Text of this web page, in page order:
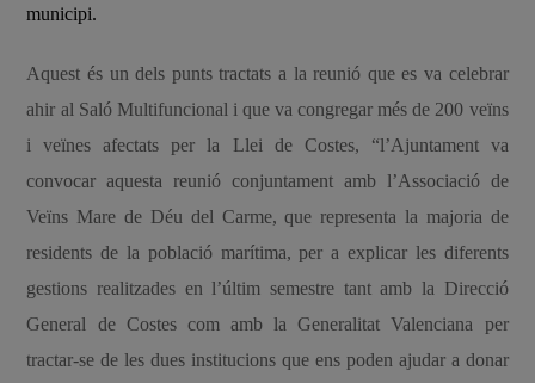
municipi.
Aquest és un dels punts tractats a la reunió que es va celebrar
ahir al Saló Multifuncional i que va congregar més de 200 veïns
i veïnes afectats per la Llei de Costes, “l’Ajuntament va
convocar aquesta reunió conjuntament amb l’Associació de
Veïns Mare de Déu del Carme, que representa la majoria de
residents de la població marítima, per a explicar les diferents
gestions realitzades en l’últim semestre tant amb la Direcció
General de Costes com amb la Generalitat Valenciana per
tractar-se de les dues institucions que ens poden ajudar a donar